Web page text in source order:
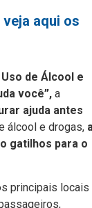
aqui os
de Álcool e
você”,a
ajuda antes
álcool e drogas,
gatilhos para o
principais locais